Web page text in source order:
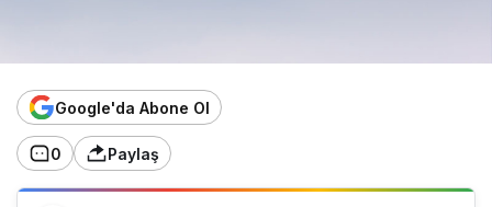
Google'da Abone Ol
0 Paylaş